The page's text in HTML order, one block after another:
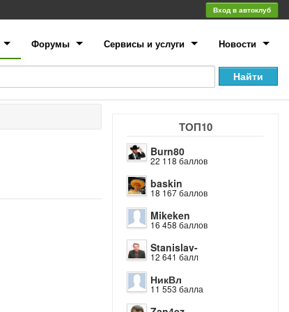
Вход в автоклуб
Форумы Сервисы и услуги Новости
ТОП10
Burn80
22 118 баллов
baskin
18 167 баллов
Mikeken
16 458 баллов
Stanislav-
12 641 балл
НикВл
11 553 балла